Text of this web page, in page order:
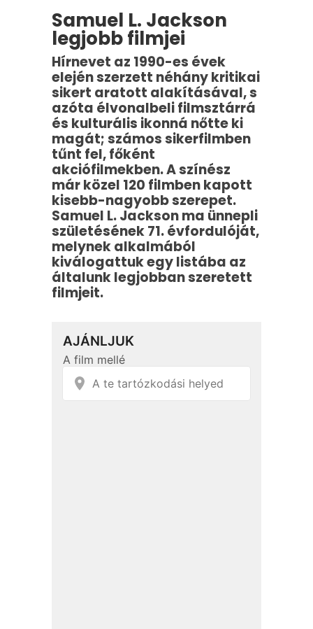
Samuel L. Jackson
legjobb filmjei
Hírnevet az 1990-es évek
elején szerzett néhány kritikai
sikert aratott alakításával, s
azóta élvonalbeli filmsztárrá
és kulturális ikonná nőtte ki
magát; számos sikerfilmben
tűnt fel, főként
akciófilmekben. A színész
már közel 120 filmben kapott
kisebb-nagyobb szerepet.
Samuel L. Jackson ma ünnepli
születésének 71. évfordulóját,
melynek alkalmából
kiválogattuk egy listába az
általunk legjobban szeretett
filmjeit.